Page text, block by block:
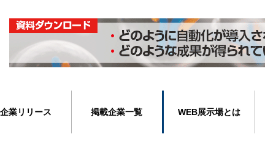
企業リリース 掲載企業一覧 WEB展示場とは